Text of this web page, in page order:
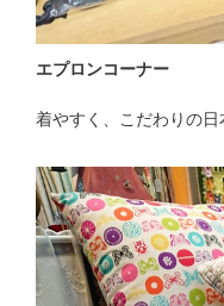
エプロンコーナー
着やすく、こだわりの日